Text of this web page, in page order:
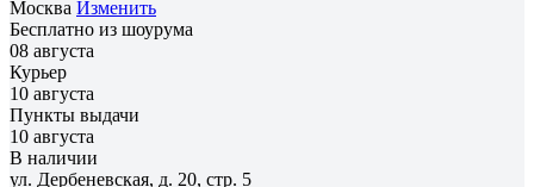
Москва Изменить
Бесплатно из шоурума
08 августа
Курьер
10 августа
Пункты выдачи
10 августа
В наличии
ул. Дербеневская, д. 20, стр. 5